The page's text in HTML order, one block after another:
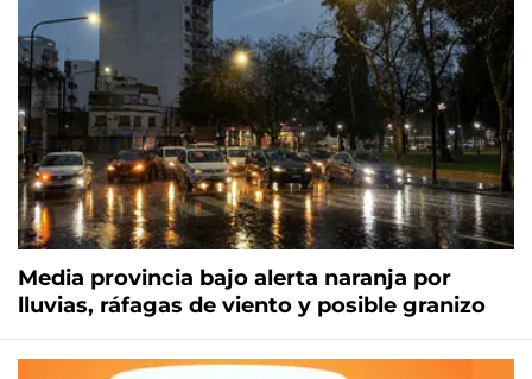
Media provincia bajo alerta naranja por
lluvias, ráfagas de viento y posible granizo